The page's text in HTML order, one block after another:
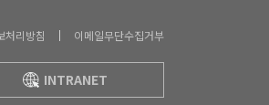
처리방침 이메일무단수집거부
INTRANET